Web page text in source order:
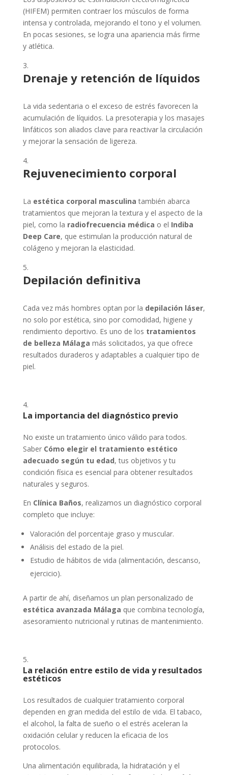
(HIFEM) permiten contraer los músculos de forma
intensa y controlada, mejorando el tono y el volumen.
En pocas sesiones, se logra una apariencia más firme
y atlética.
Drenaje y retención de líquidos
La vida sedentaria o el exceso de estrés favorecen la
acumulación de líquidos. La presoterapia y los masajes
linfáticos son aliados clave para reactivar la circulación
y mejorar la sensación de ligereza.
Rejuvenecimiento corporal
La estética corporal masculina también abarca
tratamientos que mejoran la textura y el aspecto de la
piel, como la radiofrecuencia médica o el Indiba
Deep Care, que estimulan la producción natural de
colágeno y mejoran la elasticidad.
Depilación definitiva
Cada vez más hombres optan por la depilación láser,
no solo por estética, sino por comodidad, higiene y
rendimiento deportivo. Es uno de los tratamientos
de belleza Málaga más solicitados, ya que ofrece
resultados duraderos y adaptables a cualquier tipo de
piel.
La importancia del diagnóstico previo
No existe un tratamiento único válido para todos.
Saber Cómo elegir el tratamiento estético
adecuado según tu edad, tus objetivos y tu
condición física es esencial para obtener resultados
naturales y seguros.
En Clínica Baños, realizamos un diagnóstico corporal
completo que incluye:
Valoración del porcentaje graso y muscular.
Análisis del estado de la piel.
Estudio de hábitos de vida (alimentación, descanso,
ejercicio).
A partir de ahí, diseñamos un plan personalizado de
estética avanzada Málaga que combina tecnología,
asesoramiento nutricional y rutinas de mantenimiento.
La relación entre estilo de vida y resultados
estéticos
Los resultados de cualquier tratamiento corporal
dependen en gran medida del estilo de vida. El tabaco,
el alcohol, la falta de sueño o el estrés aceleran la
oxidación celular y reducen la eficacia de los
protocolos.
Una alimentación equilibrada, la hidratación y el